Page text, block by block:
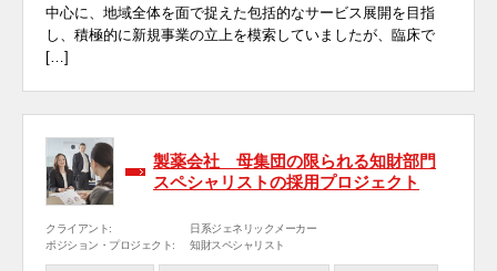
中心に、地域全体を面で捉えた包括的なサービス展開を目指
し、積極的に新規事業の立上を模索していましたが、臨床で
[…]
製薬会社 母集団の限られる知財部門
スペシャリストの採用プロジェクト
クライアント:
日系ジェネリックメーカー
ポジション・プロジェクト:
知財スペシャリスト